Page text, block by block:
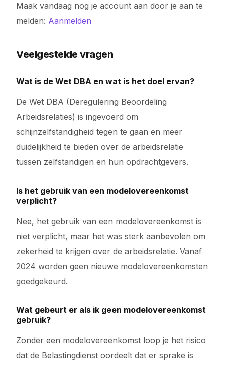
Maak vandaag nog je account aan door je aan te
melden: Aanmelden
Veelgestelde vragen
Wat is de Wet DBA en wat is het doel ervan?
De Wet DBA (Deregulering Beoordeling
Arbeidsrelaties) is ingevoerd om
schijnzelfstandigheid tegen te gaan en meer
duidelijkheid te bieden over de arbeidsrelatie
tussen zelfstandigen en hun opdrachtgevers.
Is het gebruik van een modelovereenkomst
verplicht?
Nee, het gebruik van een modelovereenkomst is
niet verplicht, maar het was sterk aanbevolen om
zekerheid te krijgen over de arbeidsrelatie. Vanaf
2024 worden geen nieuwe modelovereenkomsten
goedgekeurd.
Wat gebeurt er als ik geen modelovereenkomst
gebruik?
Zonder een modelovereenkomst loop je het risico
dat de Belastingdienst oordeelt dat er sprake is